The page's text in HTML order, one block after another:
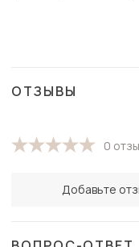
ОТЗЫВЫ
0
Добавьте